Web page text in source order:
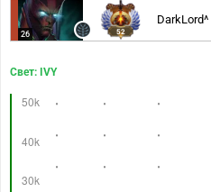
26 52
DarkLord^
Свет: IVY